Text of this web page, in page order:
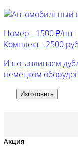
Номер - 1500 ₽/шт
Комплект - 2500
Изготавливаем
немецком
Изготовить
Акция